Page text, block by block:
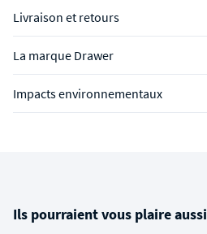
Livraison et retours
La marque Drawer
Impacts environnementaux
Ils pourraient vous plaire aussi